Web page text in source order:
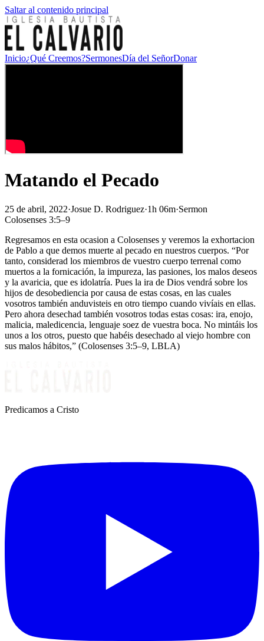
Saltar al contenido principal
Inicio¿Qué Creemos?SermonesDía del SeñorDonar
Matando el Pecado
25 de abril, 2022·Josue D. Rodriguez·1h 06m·Sermon
Colosenses 3:5–9
Regresamos en esta ocasion a Colosenses y veremos la exhortacion
de Pablo a que demos muerte al pecado en nuestros cuerpos. “Por
tanto, considerad los miembros de vuestro cuerpo terrenal como
muertos a la fornicación, la impureza, las pasiones, los malos deseos
y la avaricia, que es idolatría. Pues la ira de Dios vendrá sobre los
hijos de desobediencia por causa de estas cosas, en las cuales
vosotros también anduvisteis en otro tiempo cuando vivíais en ellas.
Pero ahora desechad también vosotros todas estas cosas: ira, enojo,
malicia, maledicencia, lenguaje soez de vuestra boca. No mintáis los
unos a los otros, puesto que habéis desechado al viejo hombre con
sus malos hábitos,” (Colosenses 3:5–9, LBLA)
Predicamos a Cristo